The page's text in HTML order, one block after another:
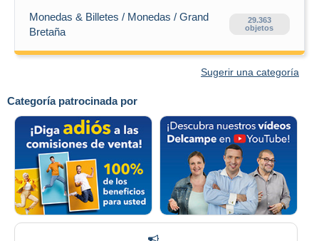
Categoría patrocinada por
Monedas & Billetes / Monedas / Grand
Bretaña
29.363
objetos
Sugerir una categoría